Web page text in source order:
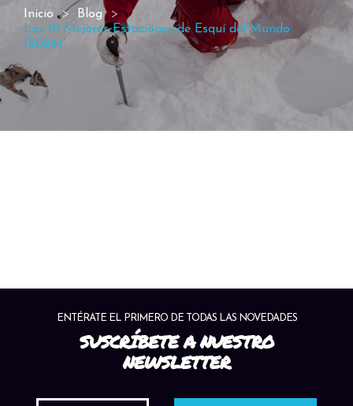
Inicio
Blog
Las 10 Mejores Estaciones de Esquí del Mundo
(2026)
ENTÉRATE EL PRIMERO DE TODAS LAS NOVEDADES
SUSCRÍBETE A NUESTRO
NEWSLETTER